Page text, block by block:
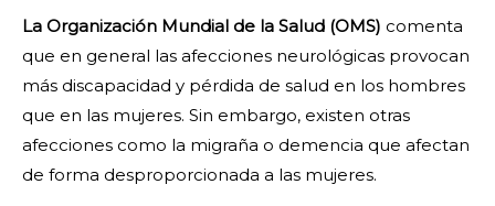
La Organización Mundial de la Salud (OMS) comenta
que en general las afecciones neurológicas provocan
más discapacidad y pérdida de salud en los hombres
que en las mujeres. Sin embargo, existen otras
afecciones como la migraña o demencia que afectan
de forma desproporcionada a las mujeres.